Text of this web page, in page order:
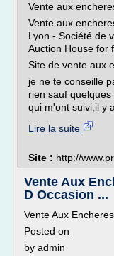
Vente aux
Vente aux
Lyon - Société de
Auction House for
Site de vente aux
je ne te conseille
rien sauf
qui m'ont suivi;il y a
Lire la suite
Site : http://
Vente Aux
D Occasion ...
Vente Aux
Posted on
by admin